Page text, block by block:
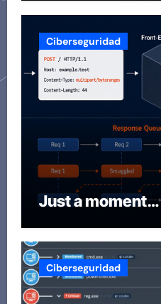
Ciberseguridad
Just a moment…
Ciberseguridad